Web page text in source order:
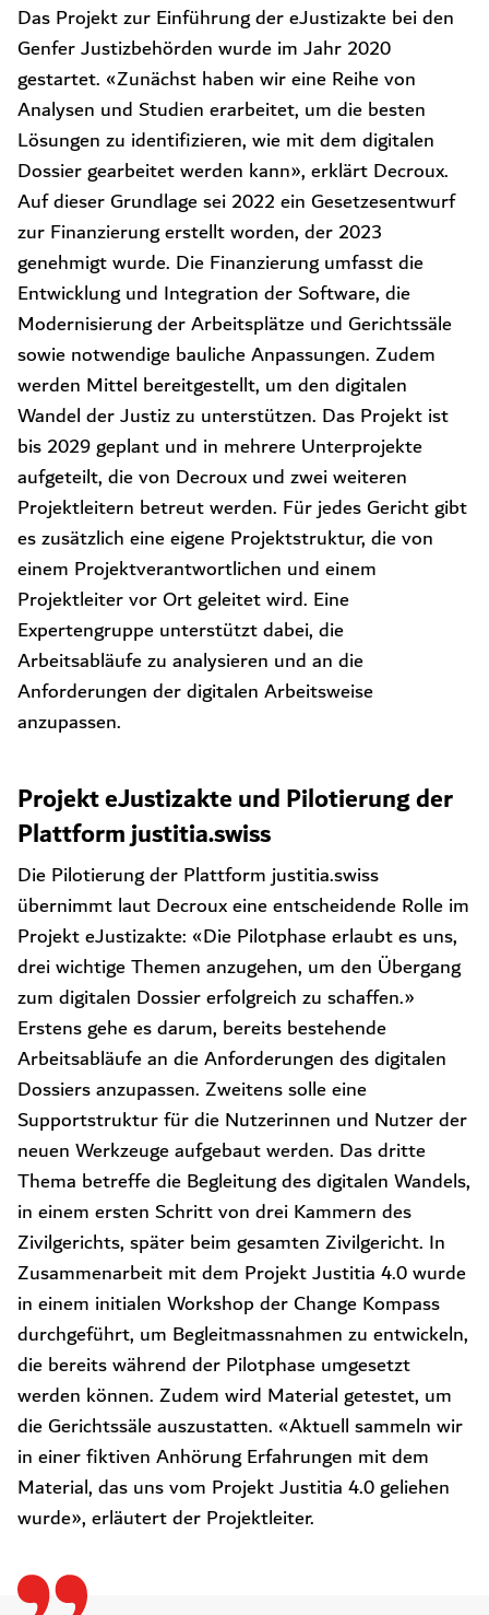
Das Projekt zur Einführung der eJustizakte bei den
Genfer Justizbehörden wurde im Jahr 2020
gestartet. «Zunächst haben wir eine Reihe von
Analysen und Studien erarbeitet, um die besten
Lösungen zu identifizieren, wie mit dem digitalen
Dossier gearbeitet werden kann», erklärt Decroux.
Auf dieser Grundlage sei 2022 ein Gesetzesentwurf
zur Finanzierung erstellt worden, der 2023
genehmigt wurde. Die Finanzierung umfasst die
Entwicklung und Integration der Software, die
Modernisierung der Arbeitsplätze und Gerichtssäle
sowie notwendige bauliche Anpassungen. Zudem
werden Mittel bereitgestellt, um den digitalen
Wandel der Justiz zu unterstützen. Das Projekt ist
bis 2029 geplant und in mehrere Unterprojekte
aufgeteilt, die von Decroux und zwei weiteren
Projektleitern betreut werden. Für jedes Gericht gibt
es zusätzlich eine eigene Projektstruktur, die von
einem Projektverantwortlichen und einem
Projektleiter vor Ort geleitet wird. Eine
Expertengruppe unterstützt dabei, die
Arbeitsabläufe zu analysieren und an die
Anforderungen der digitalen Arbeitsweise
anzupassen.
Projekt eJustizakte und Pilotierung der
Plattform justitia.swiss
Die Pilotierung der Plattform justitia.swiss
übernimmt laut Decroux eine entscheidende Rolle im
Projekt eJustizakte: «Die Pilotphase erlaubt es uns,
drei wichtige Themen anzugehen, um den Übergang
zum digitalen Dossier erfolgreich zu schaffen.»
Erstens gehe es darum, bereits bestehende
Arbeitsabläufe an die Anforderungen des digitalen
Dossiers anzupassen. Zweitens solle eine
Supportstruktur für die Nutzerinnen und Nutzer der
neuen Werkzeuge aufgebaut werden. Das dritte
Thema betreffe die Begleitung des digitalen Wandels,
in einem ersten Schritt von drei Kammern des
Zivilgerichts, später beim gesamten Zivilgericht. In
Zusammenarbeit mit dem Projekt Justitia 4.0 wurde
in einem initialen Workshop der Change Kompass
durchgeführt, um Begleitmassnahmen zu entwickeln,
die bereits während der Pilotphase umgesetzt
werden können. Zudem wird Material getestet, um
die Gerichtssäle auszustatten. «Aktuell sammeln wir
in einer fiktiven Anhörung Erfahrungen mit dem
Material, das uns vom Projekt Justitia 4.0 geliehen
wurde», erläutert der Projektleiter.